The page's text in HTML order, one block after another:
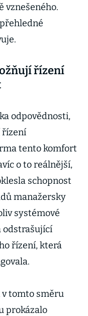
vznešeného.
řízení
odpovědnosti,
řízení
tento komfort
o to reálnější,
schopnost
manažersky
systémové
odstrašující
řízení, která
v tomto směru
prokázalo